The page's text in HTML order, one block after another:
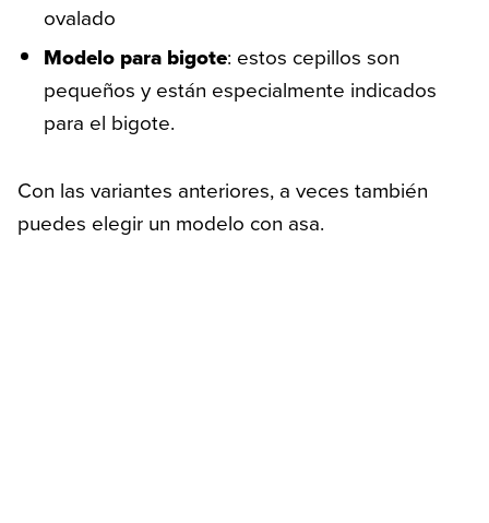
ovalado
Modelo para bigote: estos cepillos son
pequeños y están especialmente indicados
para el bigote.
Con las variantes anteriores, a veces también
puedes elegir un modelo con asa.